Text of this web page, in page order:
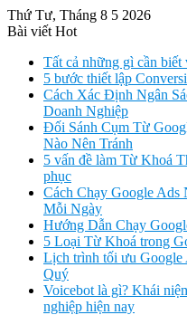
Thứ Tư, Tháng 8 5 2026
Bài viết Hot
Tất cả những gì cần
5 bước thiết lập
Cách Xác Định Ngân
Doanh Nghiệp
Đối Sánh Cụm Từ
Nào Nên Tránh
5 vấn đề làm Từ Khoá
phục
Cách Chạy Google
Mỗi Ngày
Hướng Dẫn Chạy
5 Loại Từ Khoá trong
Lịch trình tối ưu Google
Quý
Voicebot là gì? Khái
nghiệp hiện nay